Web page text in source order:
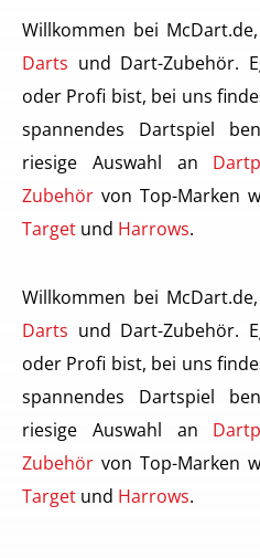
Willkommen bei
Darts und Dart-Zubehör.
oder Profi bist, bei uns
spannendes Dartspiel
riesige Auswahl an
Zubehör von Top-Marken
Target und Harrows.
Willkommen bei
Darts und Dart-Zubehör.
oder Profi bist, bei uns
spannendes Dartspiel
riesige Auswahl an
Zubehör von Top-Marken
Target und Harrows.